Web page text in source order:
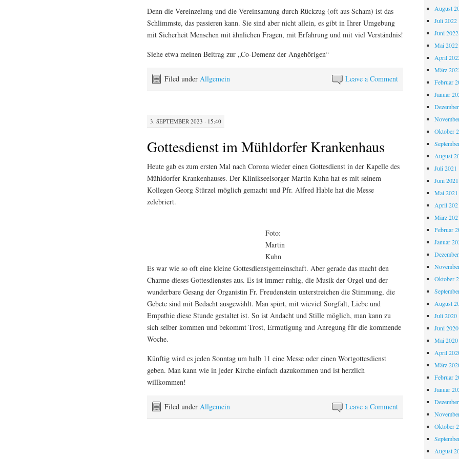
Denn die Vereinzelung und die Vereinsamung durch Rückzug (oft aus Scham) ist das
Schlimmste, das passieren kann. Sie sind aber nicht allein, es gibt in Ihrer Umgebung
mit Sicherheit Menschen mit ähnlichen Fragen, mit Erfahrung und mit viel Verständnis!
Siehe etwa meinen Beitrag zur „Co-Demenz der Angehörigen“
Leave a Comment
Filed under Allgemein
3. SEPTEMBER 2023 · 15:40
Gottesdienst im Mühldorfer Krankenhaus
Heute gab es zum ersten Mal nach Corona wieder einen Gottesdienst in der Kapelle des
Mühldorfer Krankenhauses. Der Klinikseelsorger Martin Kuhn hat es mit seinem
Kollegen Georg Stürzel möglich gemacht und Pfr. Alfred Hable hat die Messe
zelebriert.
Foto:
Martin
Kuhn
Es war wie so oft eine kleine Gottesdienstgemeinschaft. Aber gerade das macht den
Charme dieses Gottesdienstes aus. Es ist immer ruhig, die Musik der Orgel und der
wunderbare Gesang der Organistin Fr. Freudenstein unterstreichen die Stimmung, die
Gebete sind mit Bedacht ausgewählt. Man spürt, mit wieviel Sorgfalt, Liebe und
Empathie diese Stunde gestaltet ist. So ist Andacht und Stille möglich, man kann zu
sich selber kommen und bekommt Trost, Ermutigung und Anregung für die kommende
Woche.
Künftig wird es jeden Sonntag um halb 11 eine Messe oder einen Wortgottesdienst
geben. Man kann wie in jeder Kirche einfach dazukommen und ist herzlich
willkommen!
Leave a Comment
Filed under Allgemein
August
Juli 2022
Juni 2022
Mai 2022
April
März
Februar
Januar
Oktober
August
Juli 2021
Juni 2021
Mai 2021
April
März
Februar
Januar
Oktober
August
Juli 2020
Juni 2020
Mai 2020
April
März
Februar
Januar
Oktober
August